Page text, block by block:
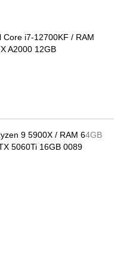
Core i7-12700KF / RAM
A2000 12GB